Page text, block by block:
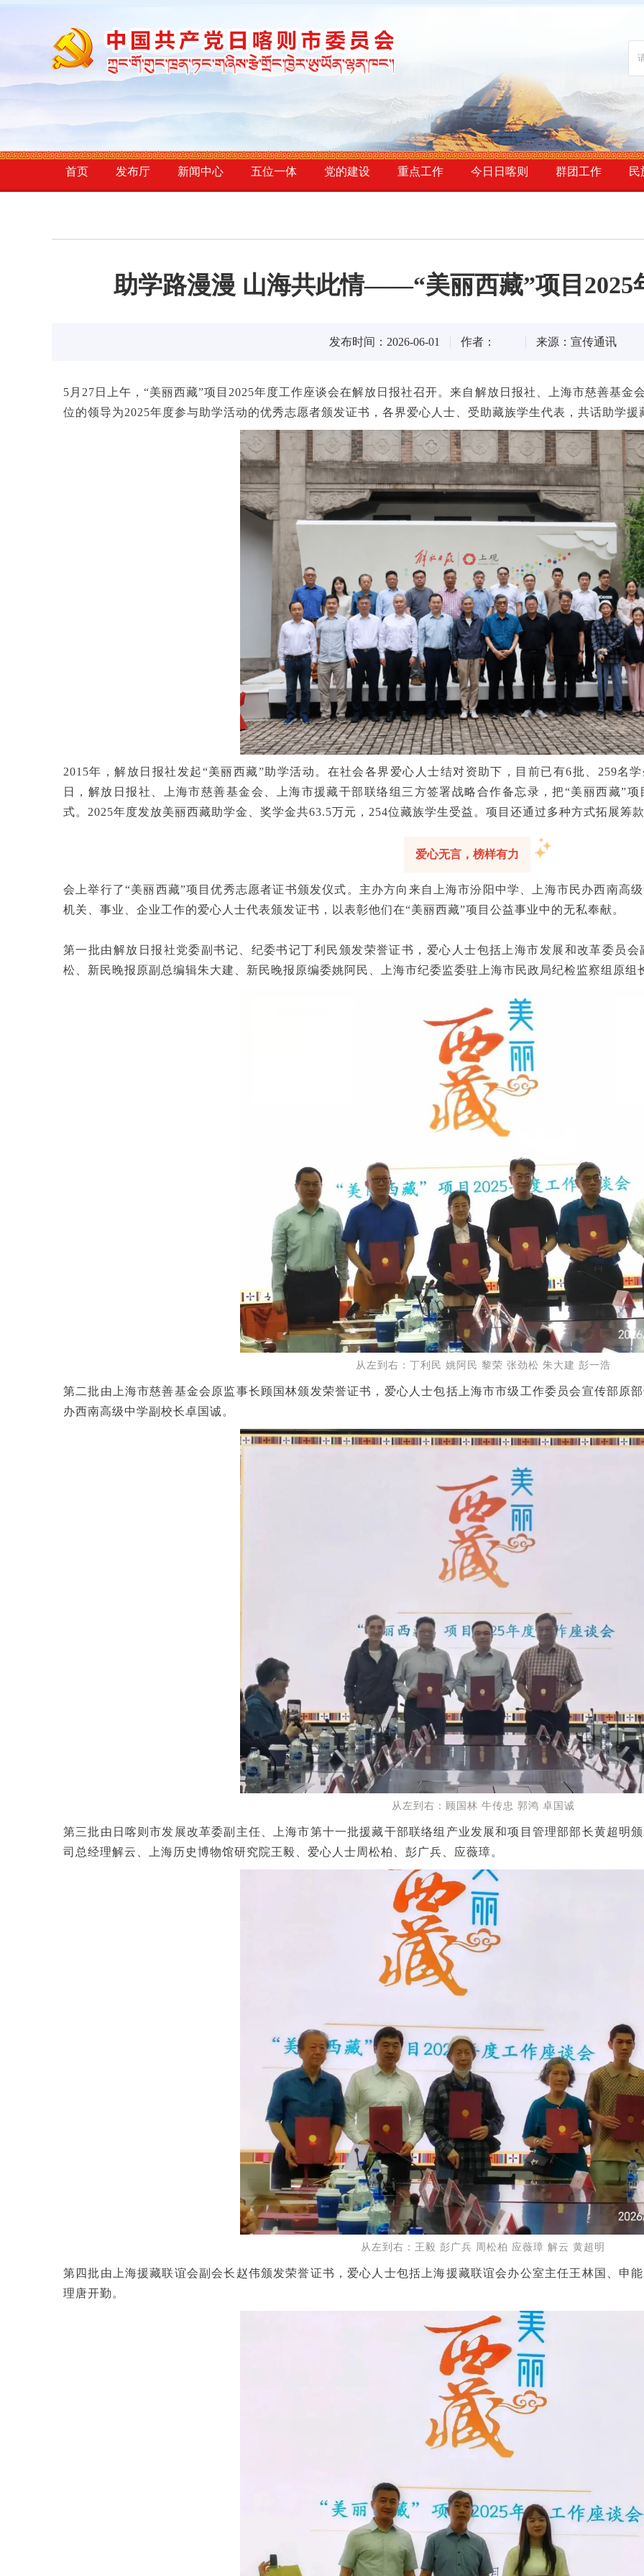
首页 发布厅 新闻中心 五位一体 党的建设 重点工作 今日日喀则 群团工作 民
助学路漫漫 山海共此情——“美丽西藏”项目2025
发布时间：2026-06-01 作者： 来源：宣传通讯
5月27日上午，“美丽西藏”项目2025年度工作座谈会在解放日报社召开。来自解放日报社、上海市慈善基金
位的领导为2025年度参与助学活动的优秀志愿者颁发证书，各界爱心人士、受助藏族学生代表，共话助学援
2015年，解放日报社发起“美丽西藏”助学活动。在社会各界爱心人士结对资助下，目前已有6批、259名
日，解放日报社、上海市慈善基金会、上海市援藏干部联络组三方签署战略合作备忘录，把“美丽西藏”
式。2025年度发放美丽西藏助学金、奖学金共63.5万元，254位藏族学生受益。项目还通过多种方式拓展筹
爱心无言，榜样有力
会上举行了“美丽西藏”项目优秀志愿者证书颁发仪式。主办方向来自上海市汾阳中学、上海市民办西南高
机关、事业、企业工作的爱心人士代表颁发证书，以表彰他们在“美丽西藏”项目公益事业中的无私奉献。
第一批由解放日报社党委副书记、纪委书记丁利民颁发荣誉证书，爱心人士包括上海市发展和改革委员
松、新民晚报原副总编辑朱大建、新民晚报原编委姚阿民、上海市纪委监委驻上海市民政局纪检监察组原组
从左到右：丁利民 姚阿民 黎荣 张劲松 朱大建 彭一浩
第二批由上海市慈善基金会原监事长顾国林颁发荣誉证书，爱心人士包括上海市市级工作委员会宣传部原
办西南高级中学副校长卓国诚。
从左到右：顾国林 牛传忠 郭鸿 卓国诚
第三批由日喀则市发展改革委副主任、上海市第十一批援藏干部联络组产业发展和项目管理部部长黄超明
司总经理解云、上海历史博物馆研究院王毅、爱心人士周松柏、彭广兵、应薇璋。
从左到右：王毅 彭广兵 周松柏 应薇璋 解云 黄超明
第四批由上海援藏联谊会副会长赵伟颁发荣誉证书，爱心人士包括上海援藏联谊会办公室主任王林国、申
理唐开勤。